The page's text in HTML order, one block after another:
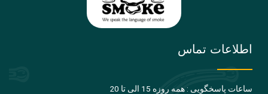
اطلاعات تماس
ساعات پاسخگویی : همه روزه 15 الی تا 20